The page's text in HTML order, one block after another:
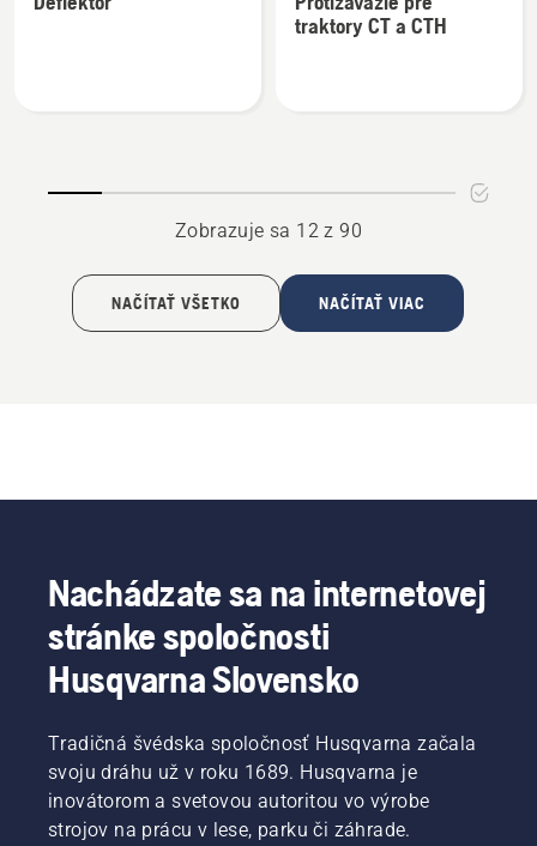
podrobností
podrobností
traktory CT a CTH
Zobrazuje sa 12 z 90
NAČÍTAŤ VŠETKO NAČÍTAŤ VIAC
Nachádzate sa na internetovej
stránke spoločnosti
Husqvarna Slovensko
Tradičná švédska spoločnosť Husqvarna začala
svoju dráhu už v roku 1689. Husqvarna je
inovátorom a svetovou autoritou vo výrobe
strojov na prácu v lese, parku či záhrade.